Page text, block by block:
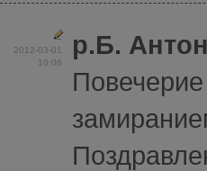
2012-03-01
10:06
р.Б.